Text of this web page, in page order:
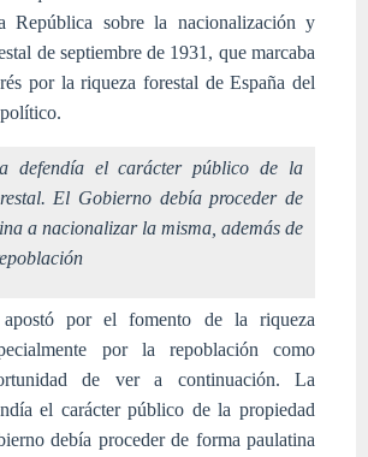
República sobre la nacionalización y
de septiembre de 1931, que marcaba
por la riqueza forestal de España del
defendía el carácter público de la
El Gobierno debía proceder de
a nacionalizar la misma, además de
por el fomento de la riqueza
por la repoblación como
de ver a continuación. La
el carácter público de la propiedad
debía proceder de forma paulatina